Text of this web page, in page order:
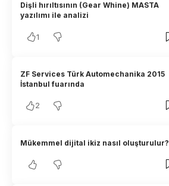
Dişli hırıltısının (Gear Whine) MASTA
yazılımı ile analizi
1
ZF Services Türk Automechanika 2015
İstanbul fuarında
2
Mükemmel dijital ikiz nasıl oluşturulur?